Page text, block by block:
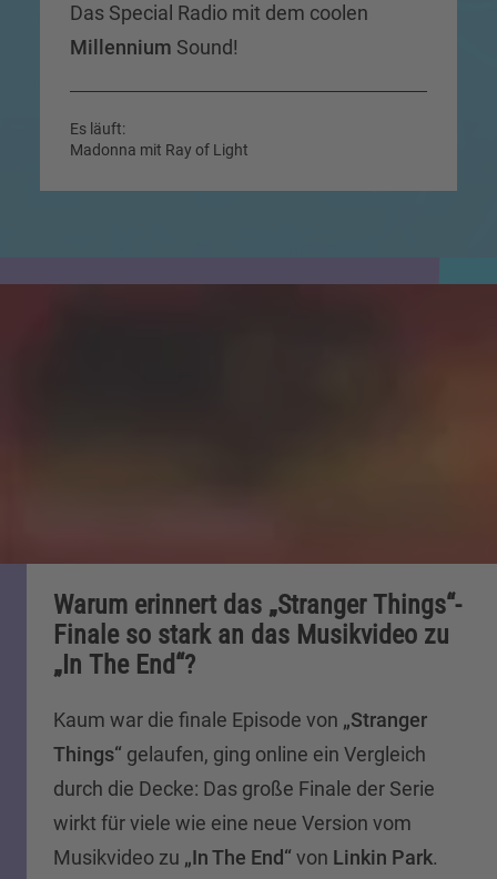
Das Special Radio mit dem coolen
Millennium Sound!
Es läuft:
Madonna mit Ray of Light
Warum erinnert das „Stranger Things“-
Finale so stark an das Musikvideo zu
„In The End“?
Kaum war die finale Episode von „Stranger
Things“ gelaufen, ging online ein Vergleich
durch die Decke: Das große Finale der Serie
wirkt für viele wie eine neue Version vom
Musikvideo zu „In The End“ von Linkin Park.